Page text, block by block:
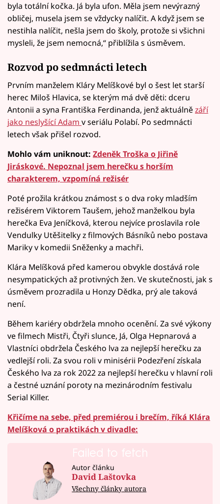
byla totální kočka. Já byla ufon. Měla jsem nevýrazný
obličej, musela jsem se vždycky nalíčit. A když jsem se
nestihla nalíčit, nešla jsem do školy, protože si všichni
mysleli, že jsem nemocná,“ přiblížila s úsměvem.
Rozvod po sedmnácti letech
Prvním manželem Kláry Melíškové byl o šest let starší
herec Miloš Hlavica, se kterým má dvě děti: dceru
Antonii a syna Františka Ferdinanda, jenž aktuálnězáří
jako neslyšící Adam v seriálu Polabí. Po sedmnácti
letech však přišel rozvod.
Mohlo vám uniknout: Zdeněk Troška o Jiřině
Jiráskové. Nepoznal jsem herečku s horším
charakterem, vzpomíná režisér
Poté prožila krátkou známost s o dva roky mladším
režisérem Viktorem Taušem, jehož manželkou byla
herečka Eva Jeníčková, kterou nejvíce proslavila role
Vendulky Utěšitelky z filmových Básníků nebo postava
Mariky v komedii Sněženky a machři.
Klára Melíšková před kamerou obvykle dostává role
nesympatických až protivných žen. Ve skutečnosti, jak s
úsměvem prozradila u Honzy Dědka, prý ale taková
není.
Během kariéry obdržela mnoho ocenění. Za své výkony
ve filmech Mistři, Čtyři slunce, Já, Olga Hepnarová a
Vlastníci obdržela Českého lva za nejlepší herečku za
vedlejší roli. Za svou roli v minisérii Podezření získala
Českého lva za rok 2022 za nejlepší herečku v hlavní roli
a čestné uznání poroty na mezinárodním festivalu
Serial Killer.
Křičíme na sebe, před premiérou i brečím, říká Klára
Melíšková o praktikách v divadle:
Failed to fetch
Autor článku
David Laštovka
Všechny články autora